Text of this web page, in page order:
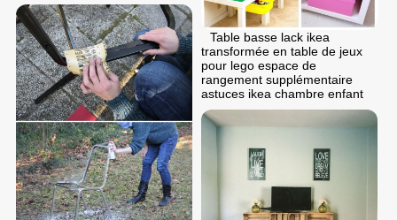
Table basse lack ikea
transformée en table de jeux
pour lego espace de
rangement supplémentaire
astuces ikea chambre enfant